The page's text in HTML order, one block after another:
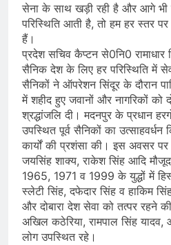
सेना के साथ खड़ी रही है और आगे भी
परिस्थिति आती है, तो हम हर स्तर
हैं।
प्रदेश सचिव कैप्टन से0नि0 रामाधार
सैनिक देश के लिए हर परिस्थिति में
सैनिकों ने ऑपरेशन सिंदूर के दौरान
में शहीद हुए जवानों और नागरिकों को
श्रद्धांजलि दी। मदनपुर के प्रधान
उपस्थित पूर्व सैनिकों का
कार्यों की प्रशंसा की। इस अवसर पर
जयसिंह शाक्य, राकेश सिंह आदि
1965, 1971 व 1999 के युद्धों में
स्लेटी सिंह, दफेदार सिंह व हाकिम
और दोबारा देश सेवा को तत्पर रहने
अखिल कठेरिया, रामपाल सिंह
लोग उपस्थित रहे।